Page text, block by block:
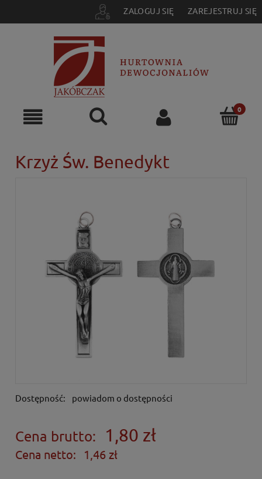
ZALOGUJ SIĘ ZAREJESTRUJ SIĘ
Krzyż Św. Benedykt
Dostępność: powiadom o dostępności
Cena brutto: 1,80 zł
Cena netto: 1,46 zł